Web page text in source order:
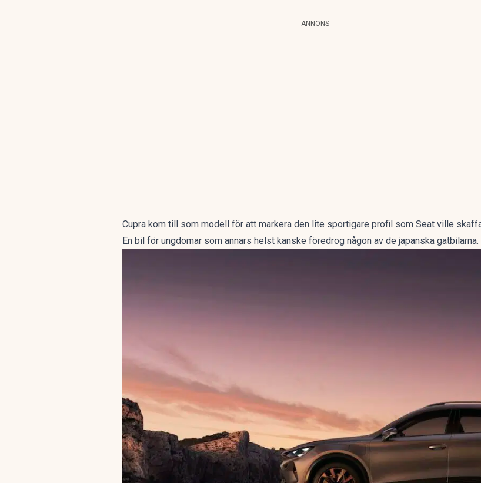
ANNONS
Cupra kom till som modell för att markera den lite sportigare profil som Seat ville
En bil för ungdomar som annars helst kanske föredrog någon av de japanska gatbilarna.